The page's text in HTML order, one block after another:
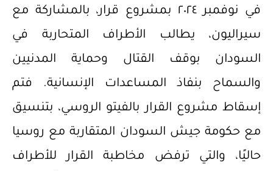
في نوفمبر ٢٠٢٤ بمشروع قرار، بالمشاركة مع
سيراليون، يطالب الأطراف المتحاربة في
السودان بوقف القتال وحماية المدنيين
والسماح بنفاذ المساعدات الإنسانية. فتم
إسقاط مشروع القرار بالفيتو الروسي، بتنسيق
مع حكومة جيش السودان المتقاربة مع روسيا
حاليًا، والتي ترفض مخاطبة القرار للأطراف